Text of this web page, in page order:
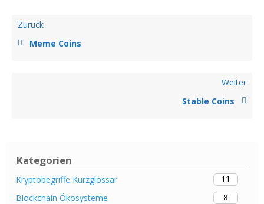
Kategorien
Kryptobegriffe Kurzglossar
11
Blockchain Ökosysteme
8
Zurück
Meme Coins
Weiter
Stable Coins